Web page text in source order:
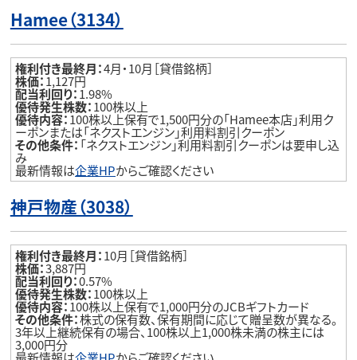
Hamee（3134）
権利付き最終月：4月・10月［貸借銘柄］
株価：1,127円
配当利回り：1.98%
優待発生株数：100株以上
優待内容：100株以上保有で1,500円分の「Hamee本店」利用ク
ーポンまたは「ネクストエンジン」利用料割引クーポン
その他条件： 「ネクストエンジン」利用料割引クーポンは要申し込
み
最新情報は企業HPからご確認ください
神戸物産（3038）
権利付き最終月：10月［貸借銘柄］
株価：3,887円
配当利回り：0.57%
優待発生株数：100株以上
優待内容：100株以上保有で1,000円分のJCBギフトカード
その他条件：株式の保有数、保有期間に応じて贈呈数が異なる。
3年以上継続保有の場合、100株以上1,000株未満の株主には
3,000円分